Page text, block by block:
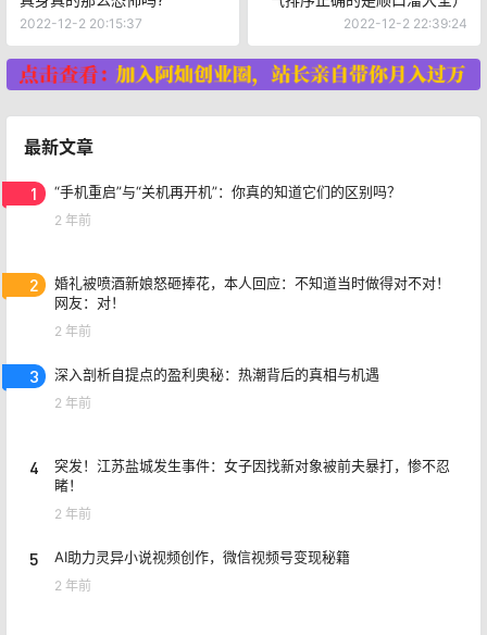
2022-12-2 20:15:37 2022-12-2 22:39:24
最新文章
1 “手机重启”与“关机再开机”：你真的知道它们的区别吗？
2 年前
2
婚礼被喷酒新娘怒砸捧花，本人回应：不知道当时做得对不对！
网友：对！
2 年前
3 深入剖析自提点的盈利奥秘：热潮背后的真相与机遇
2 年前
4
突发！江苏盐城发生事件：女子因找新对象被前夫暴打，惨不忍
睹！
2 年前
5 AI助力灵异小说视频创作，微信视频号变现秘籍
2 年前